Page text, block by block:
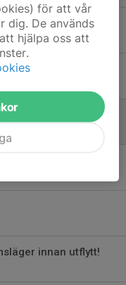
Lillsved
innan utflytt!
för att vår
dig. De används
hjälpa oss att